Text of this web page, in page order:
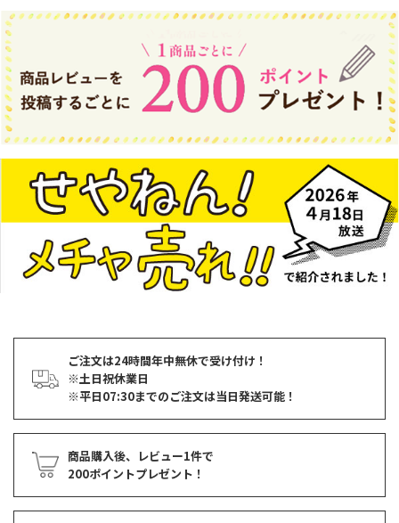
ご注文は24時間年中無休で受け付け！
※土日祝休業日
※平日07:30までのご注文は当日発送可能！
商品購入後、レビュー1件で
200ポイントプレゼント！